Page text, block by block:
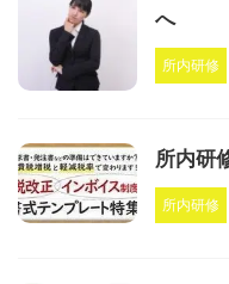
へ
所内研修
所内研
所内研修